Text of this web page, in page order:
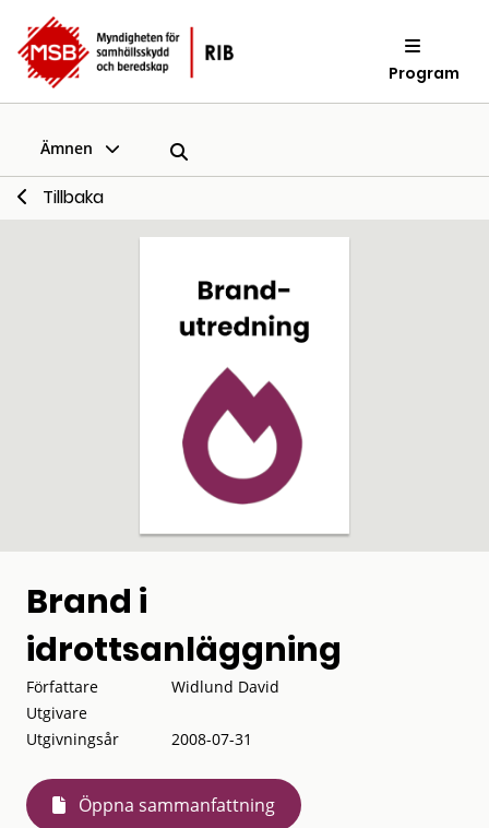
Program
Ämnen
Tillbaka
Brand i
idrottsanläggning
Författare
Widlund David
Utgivare
Utgivningsår
2008-07-31
Öppna sammanfattning